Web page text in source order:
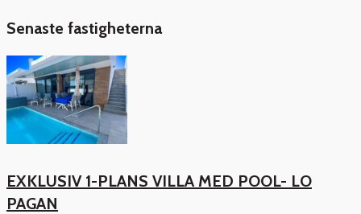
Senaste fastigheterna
EXKLUSIV 1-PLANS VILLA MED POOL- LO
PAGAN